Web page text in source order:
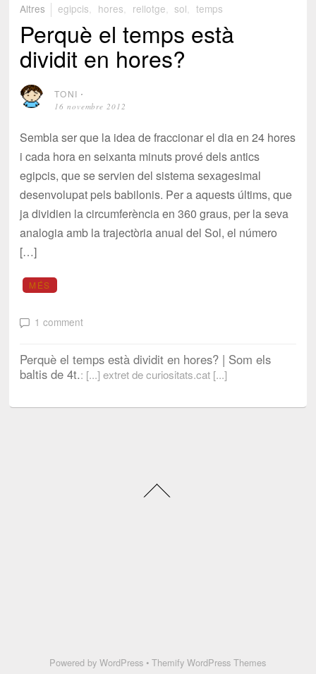
Altres egipcis hores rellotge sol temps
Perquè el temps està
dividit en hores?
TONI ⋅
16 novembre 2012
Sembla ser que la idea de fraccionar el dia en 24 hores
i cada hora en seixanta minuts prové dels antics
egipcis, que se servien del sistema sexagesimal
desenvolupat pels babilonis. Per a aquests últims, que
ja dividien la circumferència en 360 graus, per la seva
analogia amb la trajectòria anual del Sol, el número
[…]
MÉS
1 comment
Perquè el temps està dividit en hores? | Som els
baltis de 4t.: [...] extret de curiositats.cat [...]
Powered byWordPress •Themify WordPress Themes